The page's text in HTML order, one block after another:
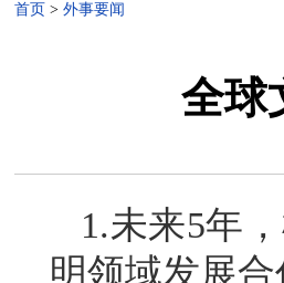
首页 > 外事要闻
全球
1.未来5年
明领域发展合